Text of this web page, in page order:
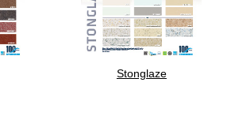
Stonglaze